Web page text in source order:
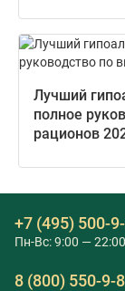
Лучший
полное
рационов
+7 (495) 500-
Пн-Вс: 9:00 — 22:00
8 (800) 550-9-